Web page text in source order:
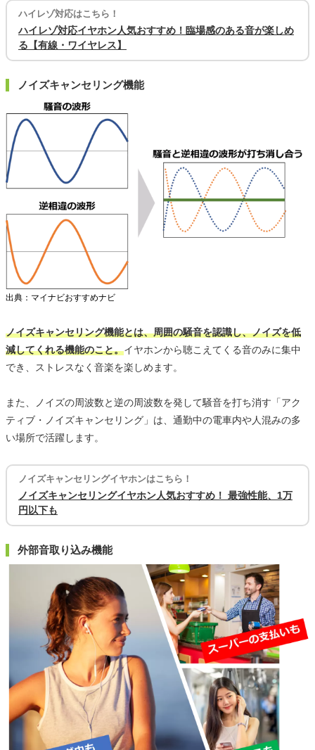
ハイレゾ対応はこちら！
ハイレゾ対応イヤホン人気おすすめ！臨場感のある音が楽しめ
る【有線・ワイヤレス】
ノイズキャンセリング機能
出典：マイナビおすすめナビ
ノイズキャンセリング機能とは、周囲の騒音を認識し、ノイズを低
減してくれる機能のこと。イヤホンから聴こえてくる音のみに集中
でき、ストレスなく音楽を楽しめます。
また、ノイズの周波数と逆の周波数を発して騒音を打ち消す「アク
ティブ・ノイズキャンセリング」は、通勤中の電車内や人混みの多
い場所で活躍します。
ノイズキャンセリングイヤホンはこちら！
ノイズキャンセリングイヤホン人気おすすめ！ 最強性能、1万
円以下も
外部音取り込み機能